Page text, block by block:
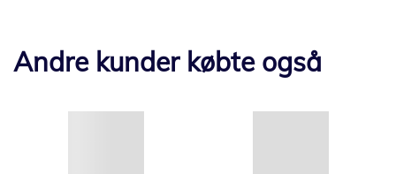
Andre kunder købte også